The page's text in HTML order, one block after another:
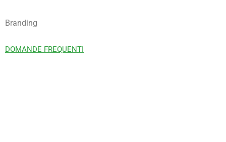
Branding
DOMANDE FREQUENTI